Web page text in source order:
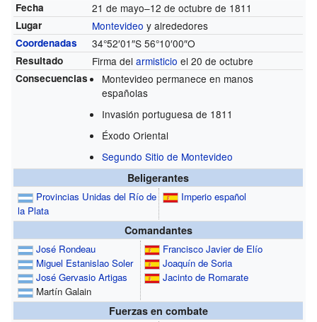
Fecha 21 de mayo–12 de octubre de 1811
Lugar Montevideo y alrededores
Coordenadas 34°52′01″S 56°10′00″O
Resultado Firma delarmisticio el 20 de octubre
Consecuencias
Montevideo permanece en manos
españolas
Invasión portuguesa de 1811
Éxodo Oriental
Segundo Sitio de Montevideo
Beligerantes
Provincias Unidas del Río de
la Plata
Imperio español
Comandantes
José Rondeau
Miguel Estanislao Soler
José Gervasio Artigas
Martín Galain
Francisco Javier de Elío
Joaquín de Soria
Jacinto de Romarate
Fuerzas en combate